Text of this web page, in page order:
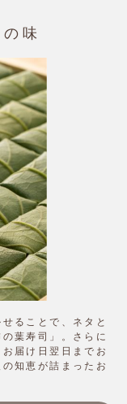
味
ることで、ネタと
葉寿司」。さらに
届け日翌日までお
知恵が詰まったお